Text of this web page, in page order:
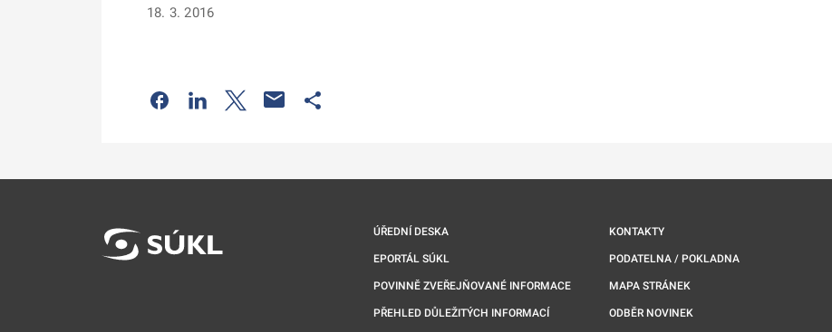
18. 3. 2016
Odkaz se otevře na nové kartě
Odkaz se otevře na nové kartě
Odkaz se otevře na nové kartě
ÚŘEDNÍ DESKA
EPORTÁL SÚKL
POVINNĚ ZVEŘEJŇOVANÉ INFORMACE
PŘEHLED DŮLEŽITÝCH INFORMACÍ
KONTAKTY
PODATELNA / POKLADNA
MAPA STRÁNEK
ODBĚR NOVINEK